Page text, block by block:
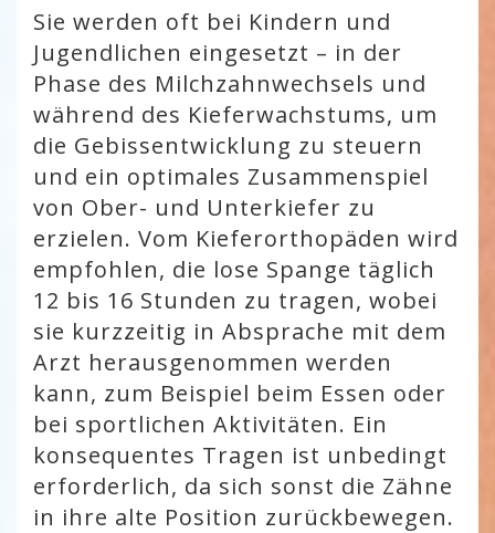
Sie werden oft bei Kindern und
Jugendlichen eingesetzt – in der
Phase des Milchzahnwechsels und
während des Kieferwachstums, um
die Gebissentwicklung zu steuern
und ein optimales Zusammenspiel
von Ober- und Unterkiefer zu
erzielen. Vom Kieferorthopäden wird
empfohlen, die lose Spange täglich
12 bis 16 Stunden zu tragen, wobei
sie kurzzeitig in Absprache mit dem
Arzt herausgenommen werden
kann, zum Beispiel beim Essen oder
bei sportlichen Aktivitäten. Ein
konsequentes Tragen ist unbedingt
erforderlich, da sich sonst die Zähne
in ihre alte Position zurückbewegen.